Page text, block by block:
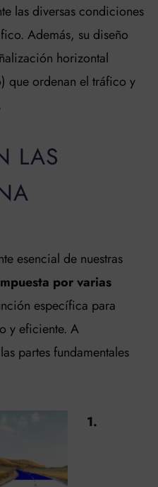
las diversas condiciones
Además, su diseño
horizontal
que ordenan el tráfico y
LAS
esencial de nuestras
por varias
específica para
y eficiente. A
partes fundamentales
1.